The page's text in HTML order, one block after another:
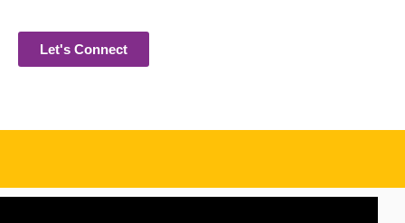
Let's Connect